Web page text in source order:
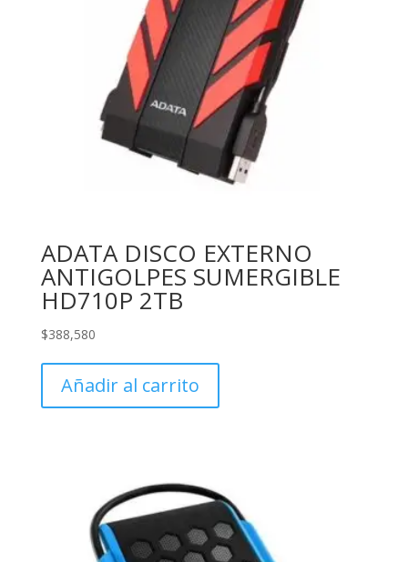
ADATA DISCO EXTERNO
ANTIGOLPES SUMERGIBLE
HD710P 2TB
$388,580
Añadir al carrito